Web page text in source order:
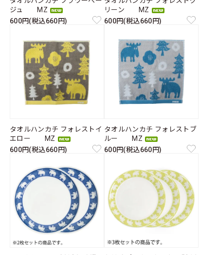
ジュ MZ
600円(税込660円)
リーン MZ
600円(税込660円)
タオルハンカチ フォレストイ
エロー MZ
600円(税込660円)
タオルハンカチ フォレストブ
ルー MZ
600円(税込660円)